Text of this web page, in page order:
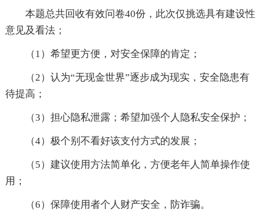
本题总共回收有效问卷40份，此次仅挑选具有建设性
意见及看法；
（1）希望更方便，对安全保障的肯定；
（2）认为“无现金世界”逐步成为现实，安全隐患有
待提高；
（3）担心隐私泄露；希望加强个人隐私安全保护；
（4）极个别不看好该支付方式的发展；
（5）建议使用方法简单化，方便老年人简单操作使
用；
（6）保障使用者个人财产安全，防诈骗。